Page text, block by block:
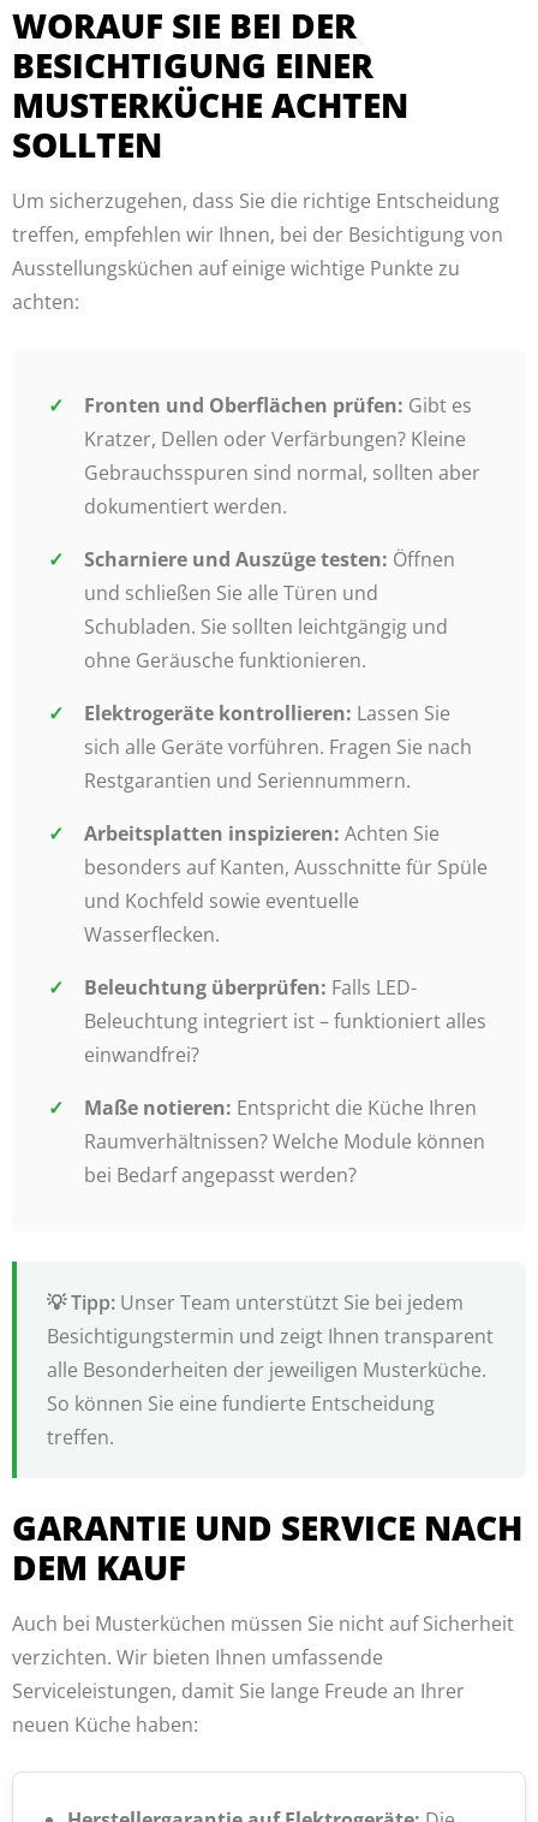
WORAUF SIE BEI DER
BESICHTIGUNG EINER
MUSTERKÜCHE ACHTEN
SOLLTEN
Um sicherzugehen, dass Sie die richtige Entscheidung
treffen, empfehlen wir Ihnen, bei der Besichtigung von
Ausstellungsküchen auf einige wichtige Punkte zu
achten:
Fronten und Oberflächen prüfen: Gibt es
Kratzer, Dellen oder Verfärbungen? Kleine
Gebrauchsspuren sind normal, sollten aber
dokumentiert werden.
Scharniere und Auszüge testen: Öffnen
und schließen Sie alle Türen und
Schubladen. Sie sollten leichtgängig und
ohne Geräusche funktionieren.
Elektrogeräte kontrollieren: Lassen Sie
sich alle Geräte vorführen. Fragen Sie nach
Restgarantien und Seriennummern.
Arbeitsplatten inspizieren: Achten Sie
besonders auf Kanten, Ausschnitte für Spüle
und Kochfeld sowie eventuelle
Wasserflecken.
Beleuchtung überprüfen: Falls LED-
Beleuchtung integriert ist – funktioniert alles
einwandfrei?
Maße notieren: Entspricht die Küche Ihren
Raumverhältnissen? Welche Module können
bei Bedarf angepasst werden?
Unser Team unterstützt Sie bei jedem
Besichtigungstermin und zeigt Ihnen transparent
alle Besonderheiten der jeweiligen Musterküche.
So können Sie eine fundierte Entscheidung
treffen.
GARANTIE UND SERVICE NACH
DEM KAUF
Auch bei Musterküchen müssen Sie nicht auf Sicherheit
verzichten. Wir bieten Ihnen umfassende
Serviceleistungen, damit Sie lange Freude an Ihrer
neuen Küche haben: